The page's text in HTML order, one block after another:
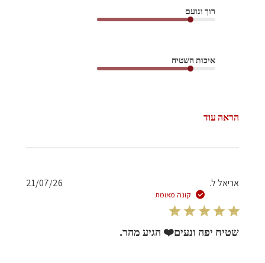
רוך ונועם
איכות השטיח
הראה עוד
אריאל ל.
קונה מאומת
שטיח יפה ונעים❤️ הגיע מהר.
21/07/26